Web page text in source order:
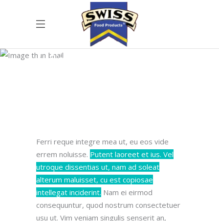
Highlights
Ferri reque integre mea ut, eu eos vide
errem noluisse. Putent laoreet et ius. Vel
utroque dissentias ut, nam ad soleat
alterum maluisset, cu est copiosae
intellegat inciderint. Nam ei eirmod
consequuntur, quod nostrum consectetuer
usu ut. Vim veniam singulis senserit an,